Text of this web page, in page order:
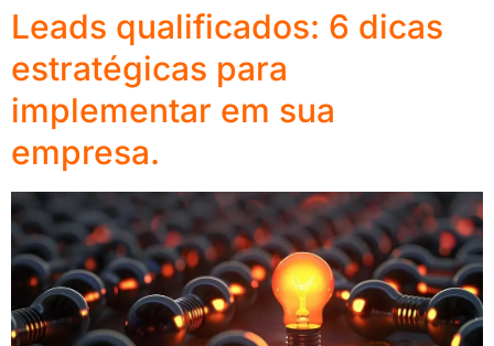
Leads qualificados: 6 dicas
estratégicas para
implementar em sua
empresa.